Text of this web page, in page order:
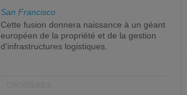
San Francisco
Cette fusion donnera naissance à un géant
européen de la propriété et de la gestion
d'infrastructures logistiques.